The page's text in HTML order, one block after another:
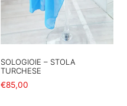
SOLOGIOIE – STOLA
TURCHESE
€85,00